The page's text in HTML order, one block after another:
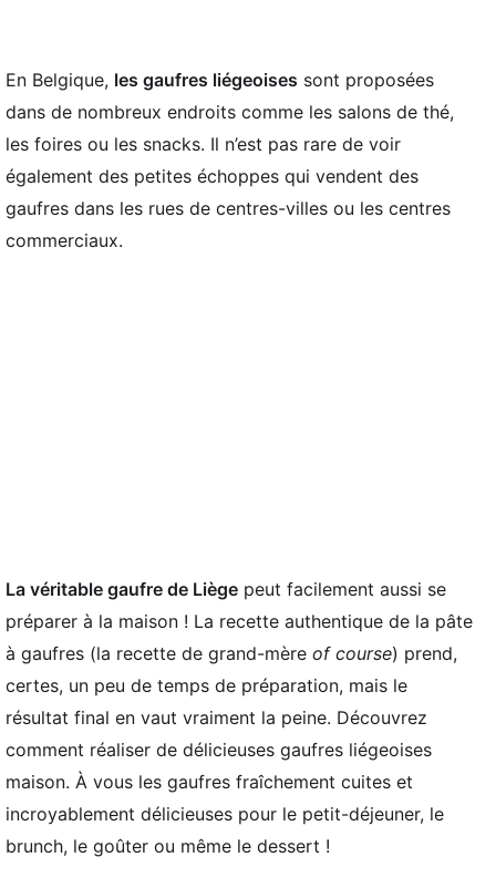
En Belgique, les gaufres liégeoises sont proposées
dans de nombreux endroits comme les salons de thé,
les foires ou les snacks. Il n’est pas rare de voir
également des petites échoppes qui vendent des
gaufres dans les rues de centres-villes ou les centres
commerciaux.
La véritable gaufre de Liège peut facilement aussi se
préparer à la maison ! La recette authentique de la pâte
à gaufres (la recette de grand-mère of course) prend,
certes, un peu de temps de préparation, mais le
résultat final en vaut vraiment la peine. Découvrez
comment réaliser de délicieuses gaufres liégeoises
maison. À vous les gaufres fraîchement cuites et
incroyablement délicieuses pour le petit-déjeuner, le
brunch, le goûter ou même le dessert !